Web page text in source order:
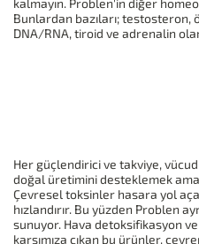
Bunlardan bazıları;
DNA/RNA, tiroid ve adrenalin
Her güçlendirici ve takviye,
doğal üretimini desteklemek
Çevresel toksinler hasara yol
hızlandırır. Bu yüzden Problen
sunuyor. Hava detoksifikasyon
karşımıza çıkan bu ürünler,